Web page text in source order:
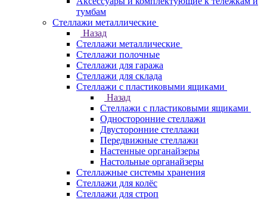
тумбам
Стеллажи металлические
Назад
Стеллажи металлические
Стеллажи полочные
Стеллажи для гаража
Стеллажи для склада
Стеллажи с пластиковыми ящиками
Назад
Стеллажи с пластиковыми ящиками
Односторонние стеллажи
Двусторонние стеллажи
Передвижные стеллажи
Настенные органайзеры
Настольные органайзеры
Стеллажные системы хранения
Стеллажи для колёс
Стеллажи для строп